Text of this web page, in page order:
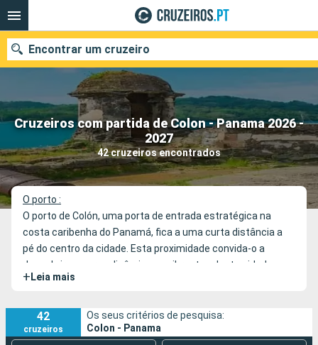
Cruzeiros com partida de Colon - Panama 2026 -
2027
42 cruzeiros encontrados
Encontrar um cruzeiro
Quando ir?
Data de partida
Pesquisar
O porto :
O porto de Colón, uma porta de entrada estratégica na
costa caribenha do Panamá, fica a uma curta distância a
pé do centro da cidade. Esta proximidade convida-o a
descobrir as cores dinâmicas e vibrantes desta cidade
portuária, uma mistura cativante de cultura e história.
+ Leia mais
42
cruzeiros
Os seus critérios de pesquisa:
Colon - Panama